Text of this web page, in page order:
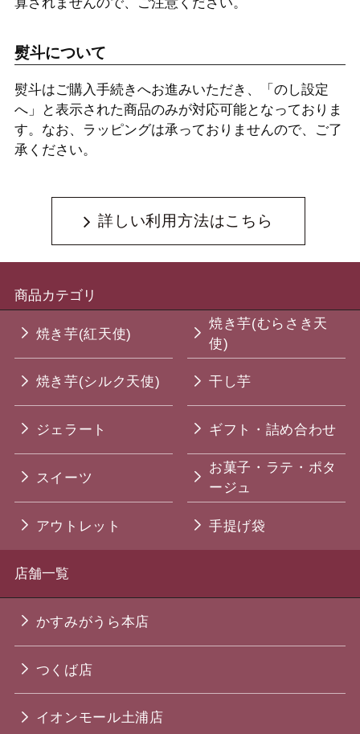
算されませんので、ご注意ください。
熨斗について
熨斗はご購入手続きへお進みいただき、「のし設定
へ」と表示された商品のみが対応可能となっておりま
す。なお、ラッピングは承っておりませんので、ご了
承ください。
詳しい利用方法はこちら
商品カテゴリ
焼き芋(紅天使)
焼き芋(むらさき天
使)
焼き芋(シルク天使) 干し芋
ジェラート ギフト・詰め合わせ
スイーツ
お菓子・ラテ・ポタ
ージュ
アウトレット 手提げ袋
店舗一覧
かすみがうら本店
つくば店
イオンモール土浦店